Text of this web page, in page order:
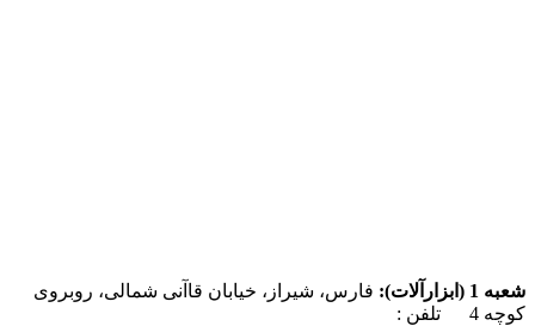
شعبه 1 (ابزارآلات):
فارس، شیراز، خیابان قاآنی شمالی، روبروی
کوچه 4 تلفن :